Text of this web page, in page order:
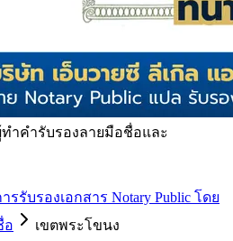
ำคำรับรองลายมือชื่อและ
รรับรองเอกสาร Notary Public โดย
อ
เขตพระโขนง